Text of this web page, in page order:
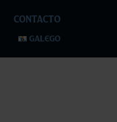
CONTACTO
GALEGO